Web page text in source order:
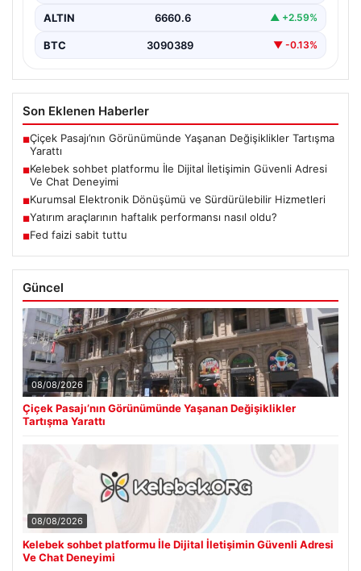
ALTIN 6660.6 ▲ +2.59%
BTC 3090389 ▼ -0.13%
Son Eklenen Haberler
■Çiçek Pasajı’nın Görünümünde Yaşanan Değişiklikler Tartışma
Yarattı
■Kelebek sohbet platformu İle Dijital İletişimin Güvenli Adresi
Ve Chat Deneyimi
■Kurumsal Elektronik Dönüşümü ve Sürdürülebilir Hizmetleri
■Yatırım araçlarının haftalık performansı nasıl oldu?
■Fed faizi sabit tuttu
Güncel
08/08/2026
Çiçek Pasajı’nın Görünümünde Yaşanan Değişiklikler
Tartışma Yarattı
08/08/2026
Kelebek sohbet platformu İle Dijital İletişimin Güvenli Adresi
Ve Chat Deneyimi